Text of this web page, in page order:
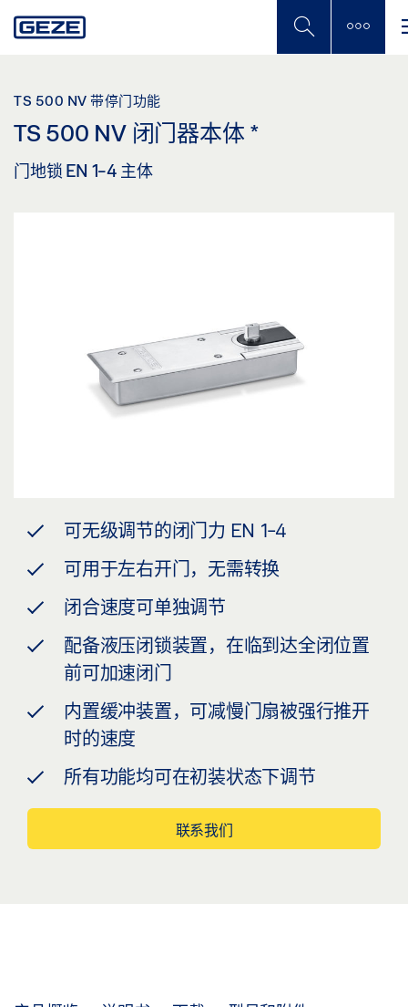
to
TS 500 NV 带停门功能
TS 500 NV 闭门器本体 *
门地锁 EN 1-4 主体
可无级调节的闭门力 EN 1-4
可用于左右开门，无需转换
闭合速度可单独调节
配备液压闭锁装置，在临到达全闭位置
前可加速闭门
内置缓冲装置，可减慢门扇被强行推开
时的速度
所有功能均可在初装状态下调节
联系我们